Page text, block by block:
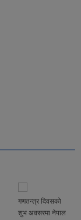
गणतन्त्र दिवसको
शुभ अवसरमा नेपाल